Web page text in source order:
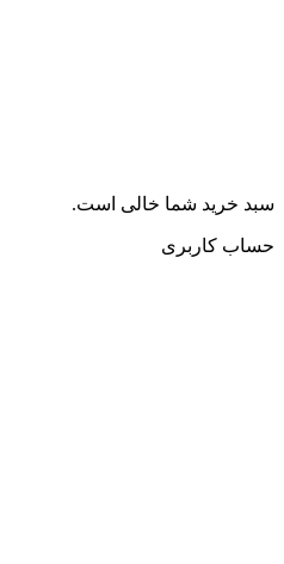
سبد خرید شما خالی است.
حساب کاربری